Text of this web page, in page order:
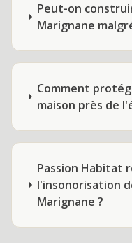
Peut-on
Marignane
Comment
maison près de
Passion Habitat
l'insonorisation
Marignane ?